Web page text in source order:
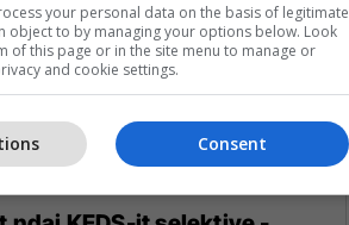
your personal data on the basis of legitimate
object to by managing your options below. Look
of this page or in the site menu to manage or
and cookie settings.
Consent